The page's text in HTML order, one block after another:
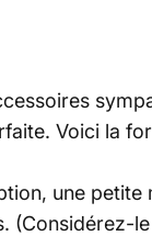
Voici la
une petite
(Considérez-